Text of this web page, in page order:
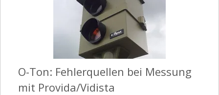
O-Ton: Fehlerquellen bei Messung
mit Provida/Vidista